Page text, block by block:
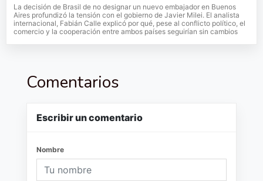
La decisión de Brasil de no designar un nuevo embajador en Buenos
Aires profundizó la tensión con el gobierno de Javier Milei. El analista
internacional, Fabián Calle explicó por qué, pese al conflicto político, el
comercio y la cooperación entre ambos países seguirían sin cambios
Comentarios
Escribir un comentario
Nombre